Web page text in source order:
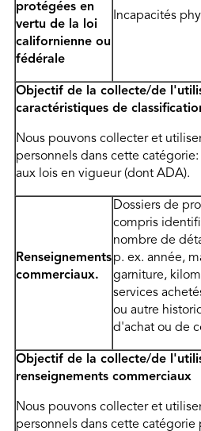
protégées en
vertu de la loi
californienne ou
fédérale
Incapacités
Objectif de la collecte/de
caractéristiques de
Nous pouvons collecter et
personnels dans cette
aux lois en vigueur (dont ADA).
Renseignements
commerciaux.
Dossiers de
compris
nombre de
p. ex. année,
garniture,
services
ou autre
d'achat ou de
Objectif de la collecte/de
renseignements commerciaux
Nous pouvons collecter et
personnels dans cette